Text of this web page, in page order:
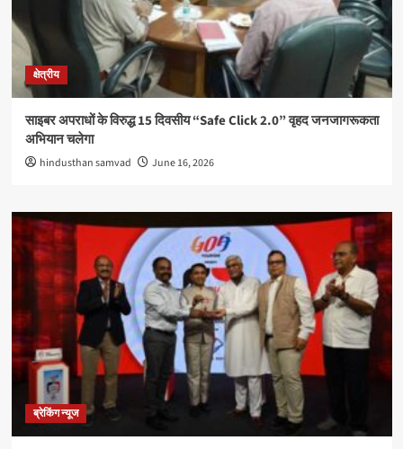
क्षेत्रीय
साइबर अपराधों के विरुद्ध 15 दिवसीय “Safe Click 2.0” वृहद जनजागरूकता
अभियान चलेगा
hindusthan samvad June 16, 2026
ब्रेकिंग न्यूज